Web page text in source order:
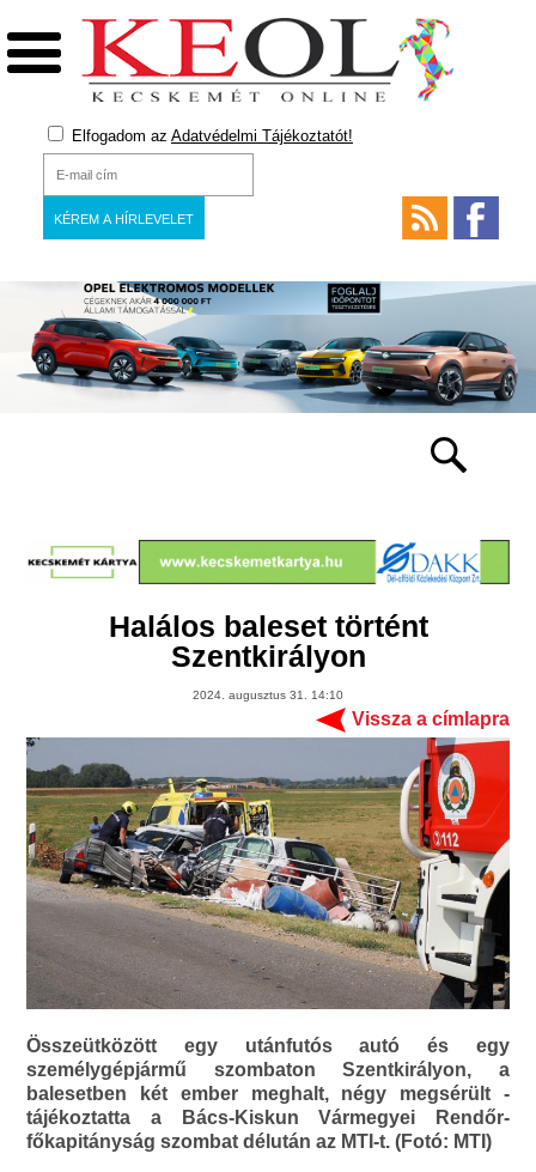
Elfogadom az Adatvédelmi Tájékoztatót!
Halálos baleset történt
Szentkirályon
2024. augusztus 31. 14:10
Vissza a címlapra
Összeütközött egy utánfutós autó és egy
személygépjármű szombaton Szentkirályon, a
balesetben két ember meghalt, négy megsérült -
tájékoztatta a Bács-Kiskun Vármegyei Rendőr-
főkapitányság szombat délután az MTI-t. (Fotó: MTI)